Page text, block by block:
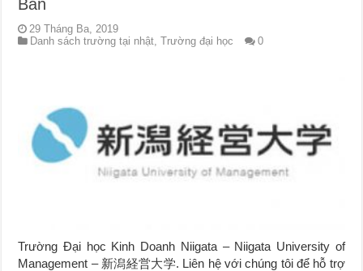
Bản
29 Tháng Ba, 2019
Danh sách trường tại nhật,Trường đại học 0
Trường Đại học Kinh Doanh Niigata – Niigata University of
Management – 新潟経営大学. Liên hệ với chúng tôi để hỗ trợ